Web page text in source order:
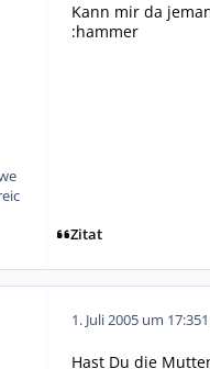
Kann mir da
:hammer
Zitat
1. Juli 2005 um 17:35
Hast Du die